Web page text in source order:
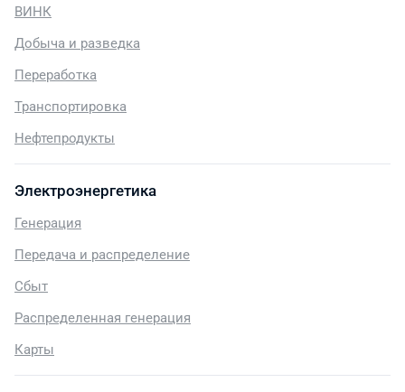
ВИНК
Добыча и разведка
Переработка
Транспортировка
Нефтепродукты
Электроэнергетика
Генерация
Передача и распределение
Сбыт
Распределенная генерация
Карты